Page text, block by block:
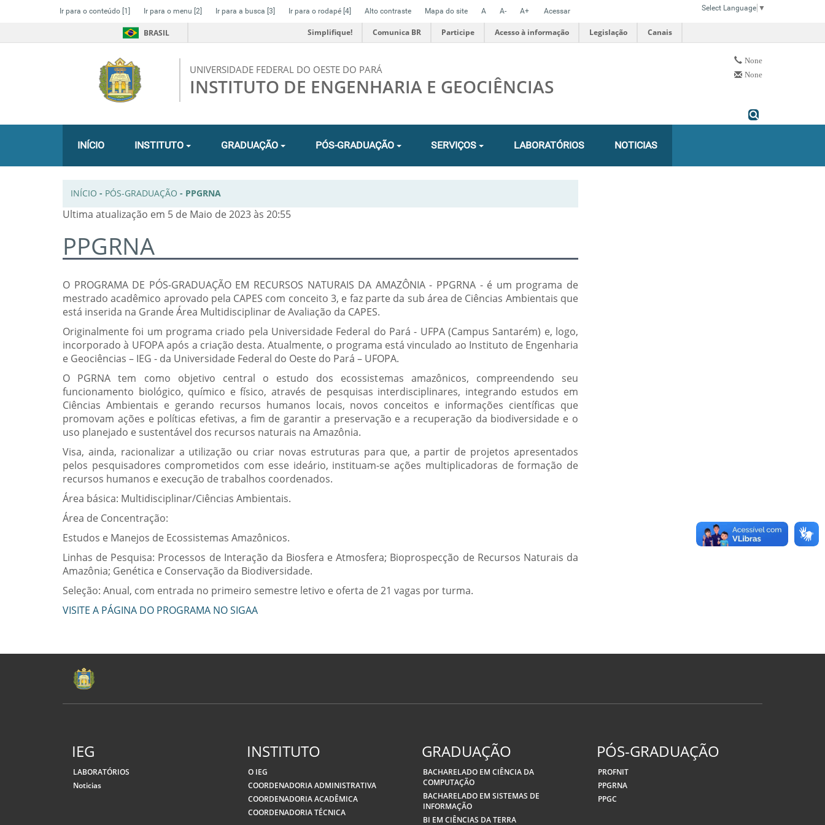
Ir para o conteúdo [1] Ir para o menu [2] Ir para a busca [3] Ir para o rodapé [4] Alto contraste Mapa do site A A- A+ Acessar Select Language ▼
BRASIL Simplifique! Comunica BR Participe Acesso à informação Legislação Canais
UNIVERSIDADE FEDERAL DO OESTE DO PARÁ
INSTITUTO DE ENGENHARIA E GEOCIÊNCIAS
None
None
INÍCIO INSTITUTO GRADUAÇÃO PÓS-GRADUAÇÃO SERVIÇOS LABORATÓRIOS NOTICIAS
INÍCIO - PÓS-GRADUAÇÃO - PPGRNA
Ultima atualização em 5 de Maio de 2023 às 20:55
PPGRNA
O PROGRAMA DE PÓS-GRADUAÇÃO EM RECURSOS NATURAIS DA AMAZÔNIA - PPGRNA - é um programa de
mestrado acadêmico aprovado pela CAPES com conceito 3, e faz parte da sub área de Ciências Ambientais que
está inserida na Grande Área Multidisciplinar de Avaliação da CAPES.
Originalmente foi um programa criado pela Universidade Federal do Pará - UFPA (Campus Santarém) e, logo,
incorporado à UFOPA após a criação desta. Atualmente, o programa está vinculado ao Instituto de Engenharia
e Geociências – IEG - da Universidade Federal do Oeste do Pará – UFOPA.
O PGRNA tem como objetivo central o estudo dos ecossistemas amazônicos, compreendendo seu
funcionamento biológico, químico e físico, através de pesquisas interdisciplinares, integrando estudos em
Ciências Ambientais e gerando recursos humanos locais, novos conceitos e informações científicas que
promovam ações e políticas efetivas, a fim de garantir a preservação e a recuperação da biodiversidade e o
uso planejado e sustentável dos recursos naturais na Amazônia.
Visa, ainda, racionalizar a utilização ou criar novas estruturas para que, a partir de projetos apresentados
pelos pesquisadores comprometidos com esse ideário, instituam-se ações multiplicadoras de formação de
recursos humanos e execução de trabalhos coordenados.
Área básica: Multidisciplinar/Ciências Ambientais.
Área de Concentração:
Estudos e Manejos de Ecossistemas Amazônicos.
Linhas de Pesquisa: Processos de Interação da Biosfera e Atmosfera; Bioprospecção de Recursos Naturais da
Amazônia; Genética e Conservação da Biodiversidade.
Seleção: Anual, com entrada no primeiro semestre letivo e oferta de 21 vagas por turma.
VISITE A PÁGINA DO PROGRAMA NO SIGAA
IEG
LABORATÓRIOS
Noticias
INSTITUTO
O IEG
COORDENADORIA ADMINISTRATIVA
COORDENADORIA ACADÊMICA
COORDENADORIA TÉCNICA
GRADUAÇÃO
BACHARELADO EM CIÊNCIA DA
COMPUTAÇÃO
BACHARELADO EM SISTEMAS DE
INFORMAÇÃO
BI EM CIÊNCIAS DA TERRA
PÓS-GRADUAÇÃO
PROFNIT
PPGRNA
PPGC